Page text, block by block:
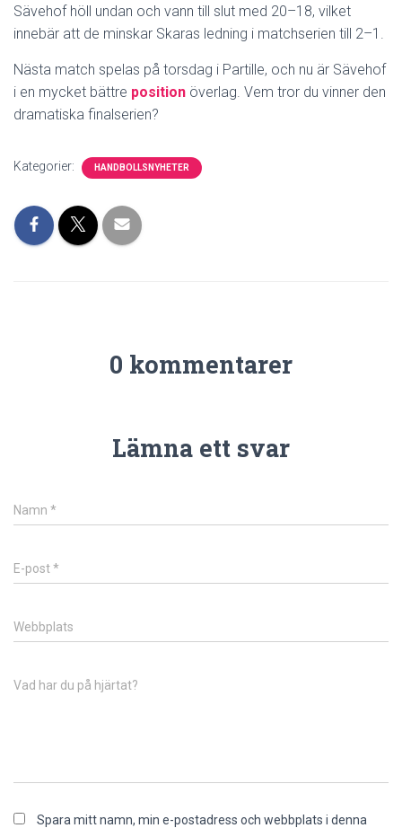
Sävehof höll undan och vann till slut med 20–18, vilket
innebär att de minskar Skaras ledning i matchserien till 2–1.
Nästa match spelas på torsdag i Partille, och nu är Sävehof
i en mycket bättre position överlag. Vem tror du vinner den
dramatiska finalserien?
Kategorier: HANDBOLLSNYHETER
0 kommentarer
Lämna ett svar
Namn *
E-post*
Webbplats
Vad har du på hjärtat?
Spara mitt namn, min e-postadress och webbplats i denna